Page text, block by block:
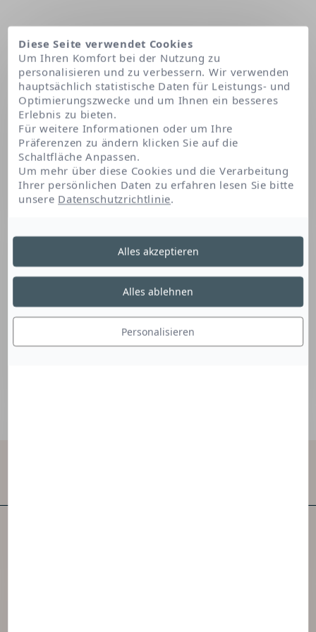
Startseite Isononyl isononanoate
Isononyl Isononanoate
Dieses Fettsäurederivat ist
feuchtigkeitsspendend. Es beruhigt und macht
die Haut weich.
Diese Seite verwendet Cookies
Um Ihren Komfort bei der Nutzung zu
personalisieren und zu verbessern. Wir verwenden
hauptsächlich statistische Daten für Leistungs- und
Optimierungszwecke und um Ihnen ein besseres
Erlebnis zu bieten.
Für weitere Informationen oder um Ihre
Präferenzen zu ändern klicken Sie auf die
Schaltfläche Anpassen.
Um mehr über diese Cookies und die Verarbeitung
Ihrer persönlichen Daten zu erfahren lesen Sie bitte
unsere Datenschutzrichtlinie.
Personalisieren
Alles ablehnen
Alles akzeptieren